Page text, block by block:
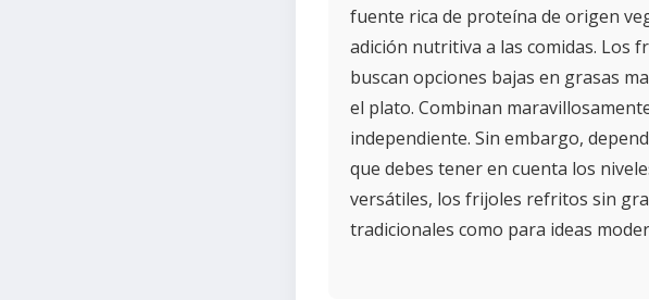
fuente rica de proteína de origen
adición nutritiva a las comidas. Los
buscan opciones bajas en grasas
el plato. Combinan
independiente. Sin embargo,
que debes tener en cuenta los
versátiles, los frijoles refritos sin
tradicionales como para ideas